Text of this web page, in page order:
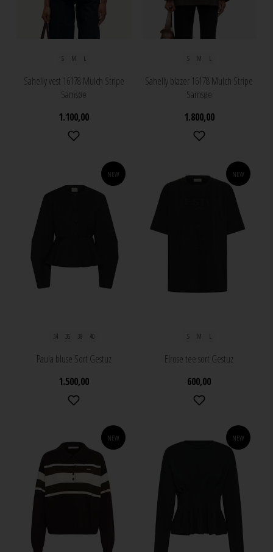
S M L
Sahelly vest 16178 Mulch Stripe
Samsøe
1.100,00
S M L
Sahelly blazer 16178 Mulch Stripe
Samsøe
1.800,00
NEW
34 36 38 40
Paula bluse Sort Gestuz
1.500,00
NEW
S M L
Elrose tee sort Gestuz
600,00
NEW NEW